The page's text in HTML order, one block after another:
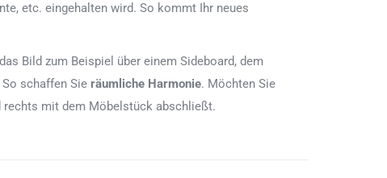
etc. eingehalten wird. So kommt Ihr neues
Bild zum Beispiel über einem Sideboard, dem
schaffen Sie räumliche Harmonie. Möchten Sie
rechts mit dem Möbelstück abschließt.